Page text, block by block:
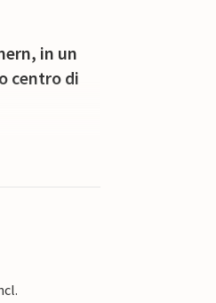
in un
centro di
e
anche